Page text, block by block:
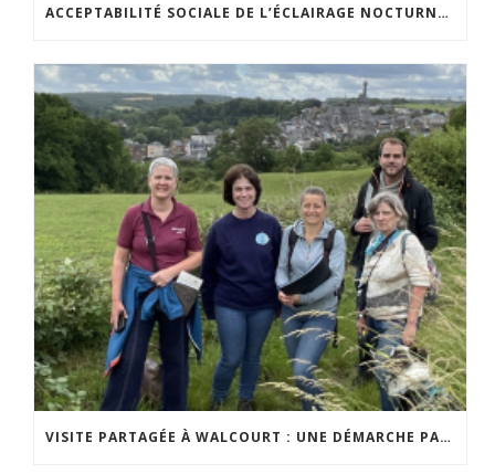
ACCEPTABILITÉ SOCIALE DE L’ÉCLAIRAGE NOCTURNE : LE REPLAY EST DISPONIBLE
VISITE PARTAGÉE À WALCOURT : UNE DÉMARCHE PARTICIPATIVE ANIMÉE PAR ESPACE ENVIRONNEMENT